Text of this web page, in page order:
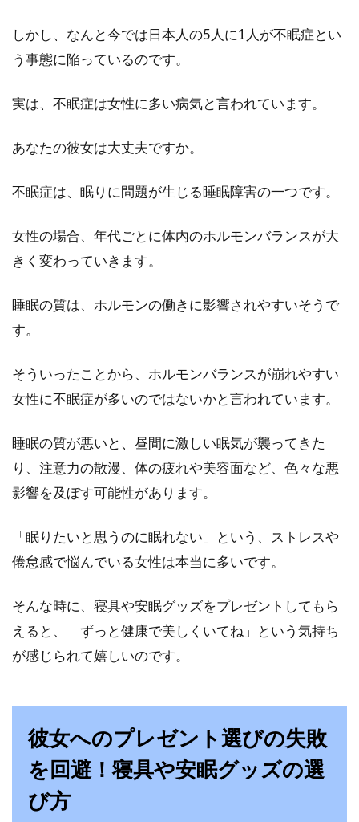
シーツを洗濯するのにネットなしは
シーツは洗濯物の中でも特に大きいサイズのた
高性能エアウィーヴのベッドマット
レスは家で洗濯できる！
プロのアスリートも使用しているということで
たい！その種類や寿命は？
りを持っている方は多いでしょう。しかし、睡
白いフローリングのメリット・デメ
リットとワックスの効果！
フローリングの色選びって『何色にしたらいい
プラチナウェーブの寝具は値段が高
しかし、なんと今では日本人の5人に1人が不眠症とい
う事態に陥っているのです。
実は、不眠症は女性に多い病気と言われています。
あなたの彼女は大丈夫ですか。
不眠症は、眠りに問題が生じる睡眠障害の一つです。
女性の場合、年代ごとに体内のホルモンバランスが大
きく変わっていきます。
睡眠の質は、ホルモンの働きに影響されやすいそうで
す。
そういったことから、ホルモンバランスが崩れやすい
女性に不眠症が多いのではないかと言われています。
睡眠の質が悪いと、昼間に激しい眠気が襲ってきた
り、注意力の散漫、体の疲れや美容面など、色々な悪
影響を及ぼす可能性があります。
「眠りたいと思うのに眠れない」という、ストレスや
倦怠感で悩んでいる女性は本当に多いです。
そんな時に、寝具や安眠グッズをプレゼントしてもら
えると、「ずっと健康で美しくいてね」という気持ち
が感じられて嬉しいのです。
彼女へのプレゼント選びの失敗
を回避！寝具や安眠グッズの選
び方